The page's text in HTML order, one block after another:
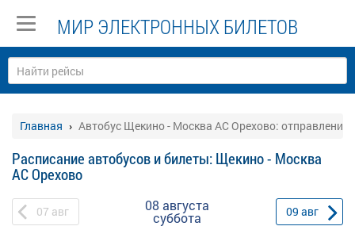
МИР ЭЛЕКТРОННЫХ БИЛЕТОВ
Главная Автобус Щекино - Москва АС Орехово: отправление
Расписание автобусов и билеты: Щекино - Москва
АС Орехово
07 авг 08 августа
суббота 09 авг